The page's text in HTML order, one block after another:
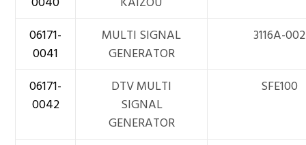
06171-
0041
MULTI SIGNAL
GENERATOR
3116A-002
06171-
0042
DTV MULTI
SIGNAL
GENERATOR
SFE100